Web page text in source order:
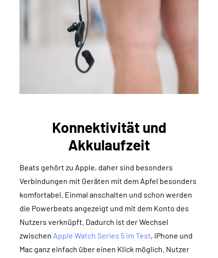
Konnektivität und
Akkulaufzeit
Beats gehört zu Apple, daher sind besonders
Verbindungen mit Geräten mit dem Apfel besonders
komfortabel. Einmal anschalten und schon werden
die Powerbeats angezeigt und mit dem Konto des
Nutzers verknüpft. Dadurch ist der Wechsel
zwischen Apple Watch Series 5 im Test, iPhone und
Mac ganz einfach über einen Klick möglich. Nutzer